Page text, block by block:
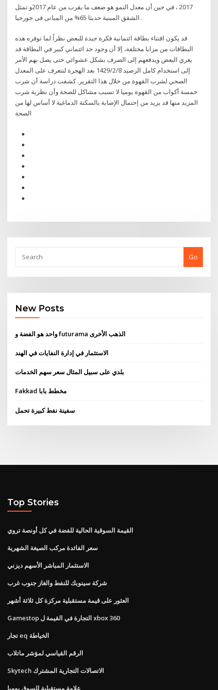
2017 ، في حين أن معدل النمو هو ضعف ما يقرب من عام 2017و تمثل
الشقق المبنية حديثا 65% من المبانى فى جورجيا .
قد يكون اقتناء بطاقة ائتمانية فكرة جيدة للبعض نظراً لما توفره هذه
البطاقات من مزايا مختلفة، إلا أن وجود حد ائتماني كبير في البطاقة قد
يغري البعض ويدفعهم إلى الصرف بشكل عشوائي حتى يصل بهم الأمر
إلى استخدام كامل الرصيد 8‏‏/2‏‏/1429 بعد الهجرة لنتعرف على المعدل
الصحي لشرب القهوة من خلال هذا التقرير. كشفت دراسة أن شرب
خمسة أكواب من القهوة يوميا لا تسبب مشاكل للصحة وأن نظرية شرب
المزيد منها قد يزيد من إحتمال الإصابة بالسكتة الدماغية لا أساس لها من
الصحة
Go
New Posts
واحد هو الفضة و futurama الذهب الأخرى
الاستثمار في إدارة النفايات في الهند
بلدي على سبيل المثال سعر سهم الخدمات
Fakkad مخطط بابا
سفينة نفط كبيرة تحمل
Top Stories
القيمة السوقية الحالية للفضة في كل أونصة تروي
سعر الفائدة مركب الصيغة الشهرية
الاستثمار المباشر الأسهم ديزني
شركة سينوبك للنفط والغاز جنوب غرب
العثور على قيمة مستقبلية مركزة كل ثلاثة أشهر
Gamestop التجارة في القيمة ل xbox 360
تجار eq الخياطة
الرقم القياسي لمؤشر ماتلاب
Skytech الاتصالات التجارية المشترك
علامة مستقبلية للسوق يوميا